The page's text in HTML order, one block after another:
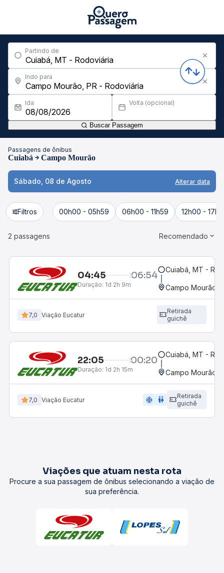
Partindo de
Indo para
Ida Volta (opcional)
Buscar Passagem
Passagens de ônibus
Cuiabá Campo Mourão
Sábado, 08 de Agosto Alterar data
Filtros 00h00 - 05h59 06h00 - 11h59 12h00 -
2 passagens Recomendado
04:45 06:54
Duração: 1d 2h 9m
Cuiabá, MT -
Campo Mourão,
7,0 Viação Eucatur
Retirada
guichê
22:05 00:20
Duração: 1d 2h 15m
Cuiabá, MT -
Campo Mourão,
7,0 Viação Eucatur ac_unit wc
Retirada
guichê
Viações que atuam nesta rota
Procure a sua passagem de ônibus selecionando a viação de
sua preferência.